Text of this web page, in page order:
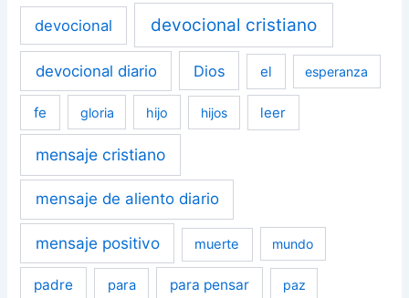
devocional devocional cristiano
devocional diario Dios el esperanza
fe gloria hijo hijos leer
mensaje cristiano
mensaje de aliento diario
mensaje positivo muerte mundo
padre para para pensar paz